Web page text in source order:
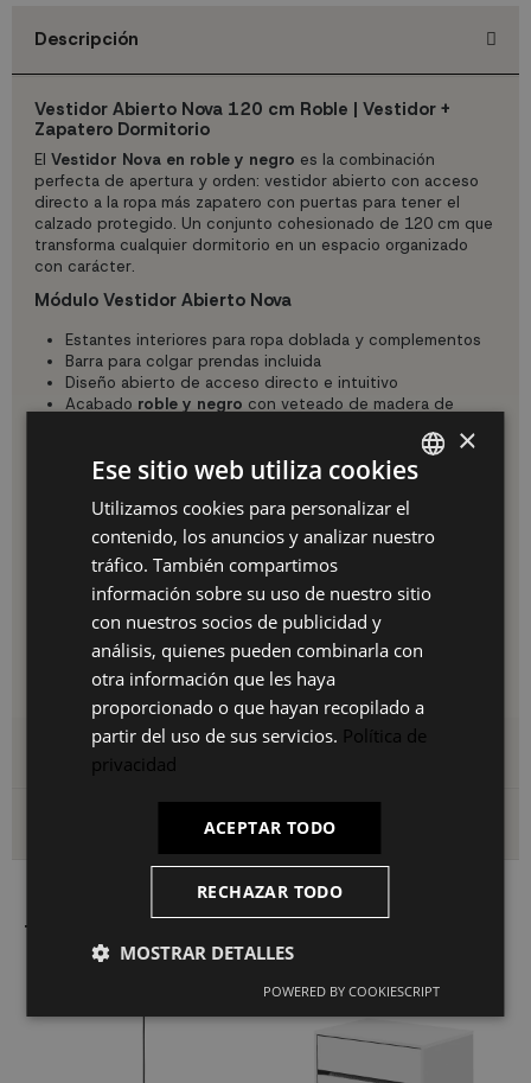
Descripción
Vestidor Abierto Nova 120 cm Roble | Vestidor +
Zapatero Dormitorio
ElVestidor Nova en roble y negro es la combinación
perfecta de apertura y orden: vestidor abierto con acceso
directo a la ropa más zapatero con puertas para tener el
calzado protegido. Un conjunto cohesionado de 120 cm que
transforma cualquier dormitorio en un espacio organizado
con carácter.
Módulo Vestidor Abierto Nova
Estantes interiores para ropa doblada y complementos
Barra para colgar prendas incluida
Diseño abierto de acceso directo e intuitivo
Acabado roble y negro con veteado de madera de
Módulo Zapatero
Estantes para zapatos, botas y complementos
Capacidad para10 pares de zapatos
aproximadamente
Melamina de alta calidad, resistente y duradera
Conjunto Nova: 120 x 35 x 145 cm
Fabricado en melamina de alta calidad. El acabado roble y
negro del conjunto Nova es tendencia en decoración actual,
ideal para estilos nórdicos, industriales y contemporáneos.
Detalles del producto
Envío y devoluciones
También le puede interesar
SPANISH
ES
PT
×
Ese sitio web utiliza cookies
Utilizamos cookies para personalizar el
contenido, los anuncios y analizar nuestro
tráfico. También compartimos
información sobre su uso de nuestro sitio
con nuestros socios de publicidad y
análisis, quienes pueden combinarla con
otra información que les haya
proporcionado o que hayan recopilado a
partir del uso de sus servicios. Política de
privacidad
ACEPTAR TODO
RECHAZAR TODO
MOSTRAR DETALLES
POWERED BY COOKIESCRIPT